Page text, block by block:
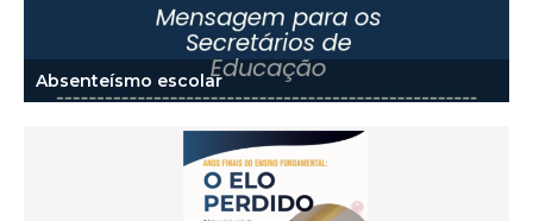
Absenteísmo escolar